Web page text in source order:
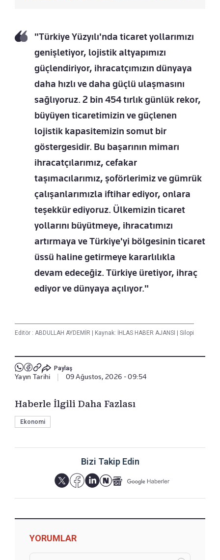
"Türkiye Yüzyılı'nda ticaret yollarımızı
genişletiyor, lojistik altyapımızı
güçlendiriyor, ihracatçımızın dünyaya
daha hızlı ve daha güçlü ulaşmasını
sağlıyoruz. 2 bin 454 tırlık günlük rekor,
büyüyen ticaretimizin ve güçlenen
lojistik kapasitemizin somut bir
göstergesidir. Bu başarının mimarı
ihracatçılarımız, cefakar
taşımacılarımız, şoförlerimiz ve gümrük
çalışanlarımızla iftihar ediyor, onlara
teşekkür ediyoruz. Ülkemizin ticaret
yollarını büyütmeye, ihracatımızı
artırmaya ve Türkiye'yi bölgesinin ticaret
üssü haline getirmeye kararlılıkla
devam edeceğiz. Türkiye üretiyor, ihraç
ediyor ve dünyaya açılıyor."
Editör : ABDULLAH AYDEMİR Kaynak: İHLAS HABER AJANSI Silopi
Paylaş
Yayın Tarihi 09 Ağustos, 2026 - 09:54
Haberle İlgili Daha Fazlası
Ekonomi
Bizi Takip Edin
YORUMLAR